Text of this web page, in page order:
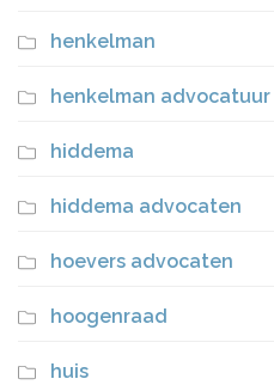
henkelman
henkelman advocatuur
hiddema
hiddema advocaten
hoevers advocaten
hoogenraad
huis